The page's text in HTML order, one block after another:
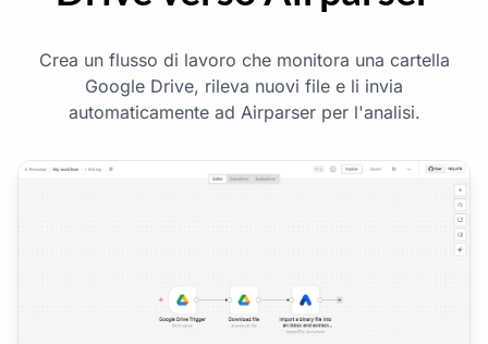
Crea un flusso di lavoro che monitora una cartella
Google Drive, rileva nuovi file e li invia
automaticamente ad Airparser per l'analisi.